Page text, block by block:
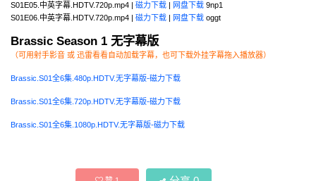
S01E05.中英字幕.HDTV.720p.mp4 | 磁力下载 | 网盘下载 9np1
S01E06.中英字幕.HDTV.720p.mp4 | 磁力下载 | 网盘下载 oggt
Brassic Season 1 无字幕版
（可用射手影音 或 迅雷看看自动加载字幕，也可下载外挂字幕拖入播放器）
Brassic.S01全6集.480p.HDTV.无字幕版-磁力下载
Brassic.S01全6集.720p.HDTV.无字幕版-磁力下载
Brassic.S01全6集.1080p.HDTV.无字幕版-磁力下载